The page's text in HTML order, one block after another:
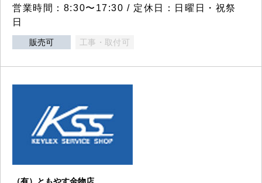
営業時間：8:30〜17:30 / 定休日：日曜日・祝祭
日
販売可 工事・取付可